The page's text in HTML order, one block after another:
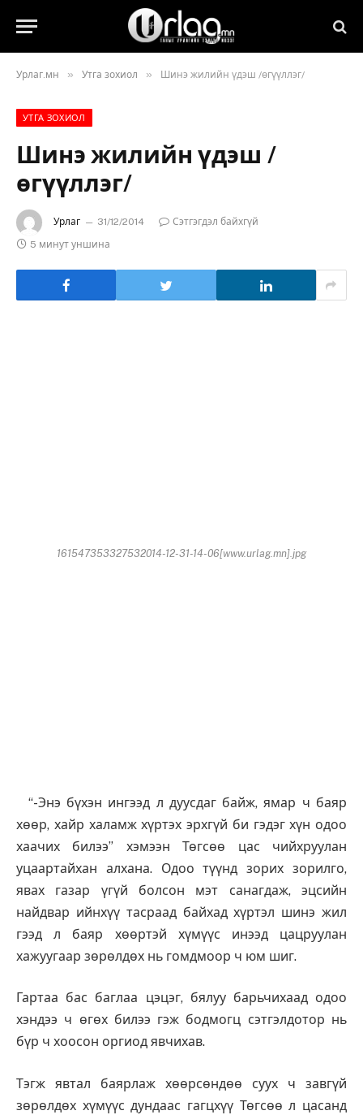
Урлаг.мн » Утга зохиол » Шинэ жилийн үдэш /өгүүллэг/
УТГА ЗОХИОЛ
Шинэ жилийн үдэш /
өгүүллэг/
Урлаг 31/12/2014
Сэтгэгдэл байхгүй
5 минут уншина
161547353327532014-12-31-14-06[www.urlag.mn].jpg
“-Энэ бүхэн ингээд л дуусдаг байж, ямар ч баяр
хөөр, хайр халамж хүртэх эрхгүй би гэдэг хүн одоо
хаачих билээ” хэмээн Төгсөө цас чийхруулан
уцаартайхан алхана. Одоо түүнд зорих зорилго,
явах газар үгүй болсон мэт санагдаж, эцсийн
найдвар ийнхүү тасраад байхад хүртэл шинэ жил
гээд л баяр хөөртэй хүмүүс инээд цацруулан
хажуугаар зөрөлдөх нь гомдмоор ч юм шиг.
Гартаа бас баглаа цэцэг, бялуу барьчихаад одоо
хэндээ ч өгөх билээ гэж бодмогц сэтгэлдотор нь
бүр ч хоосон оргиод явчихав.
Тэгж явтал баярлаж хөөрсөндөө суух ч завгүй
зөрөлдөх хүмүүс дундаас гагцхүү Төгсөө л цасанд